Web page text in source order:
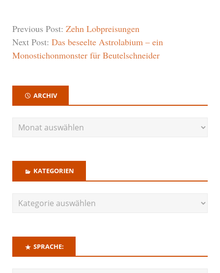
Previous Post: Zehn Lobpreisungen
Next Post: Das beseelte Astrolabium – ein
Monostichonmonster für Beutelschneider
ARCHIV
KATEGORIEN
SPRACHE: